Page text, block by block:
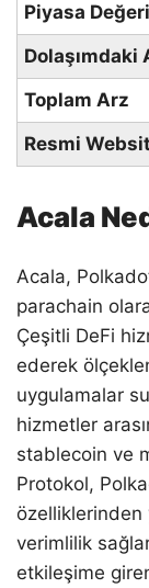
Piyasa Değeri
Dolaşımdaki
Toplam Arz
Resmi
Acala
Acala,
parachain
Çeşitli DeFi
ederek
uygulamalar
hizmetler
stablecoin ve
Protokol,
özelliklerinden
verimlilik
etkileşime